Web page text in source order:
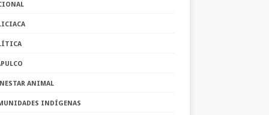
ANIMAL
INDÍGENAS